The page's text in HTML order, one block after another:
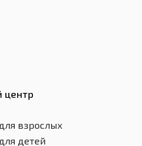
центр
взрослых
детей